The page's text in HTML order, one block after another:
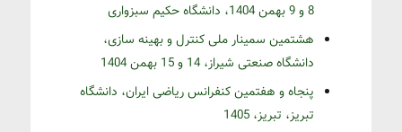
8 و 9 بهمن 1404، دانشگاه حکیم سبزواری
هشتمین سمینار ملی کنترل و بهینه سازی،
دانشگاه صنعتی شیراز، 14 و 15 بهمن 1404
پنجاه و هفتمین کنفرانس ریاضی ایران، دانشگاه
تبریز، تبریز، 1405